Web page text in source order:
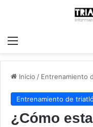
Inicio / Entrenamiento
Entrenamiento de
¿Cómo